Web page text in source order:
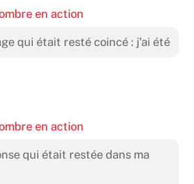
en action
qui était resté coincé : j'ai été
en action
qui était restée dans ma